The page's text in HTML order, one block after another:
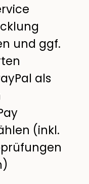
und ggf.
als
(inkl.